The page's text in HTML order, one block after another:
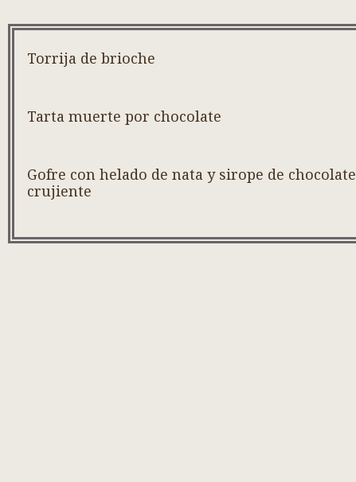
Torrija de brioche
Tarta muerte por chocolate
Gofre con helado de nata y sirope de chocolate
crujiente